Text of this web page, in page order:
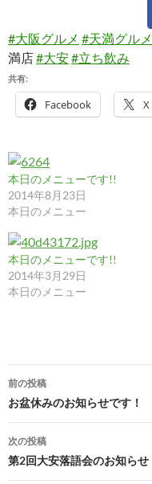
#大阪グルメ #天満グルメ
満店#大安#立ち飲み
共有:
Facebook X
本日のメニューです!!
2014年8月23日
本日のメニュー
本日のメニューです!!
2014年3月29日
本日のメニュー
投
稿
ナ
ビ
前の投稿
お盆休みのお知らせです！
次の投稿
第2回大安落語会のお知らせ